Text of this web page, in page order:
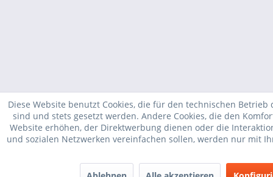
Diese Website benutzt Cookies, die für den technischen
sind und stets gesetzt werden. Andere Cookies, die den
Website erhöhen, der Direktwerbung dienen oder die
und sozialen Netzwerken vereinfachen sollen, werden nur mit